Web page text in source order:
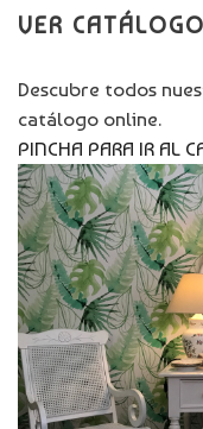
VER
Descubre todos
catálogo online.
PINCHA PARA IR AL